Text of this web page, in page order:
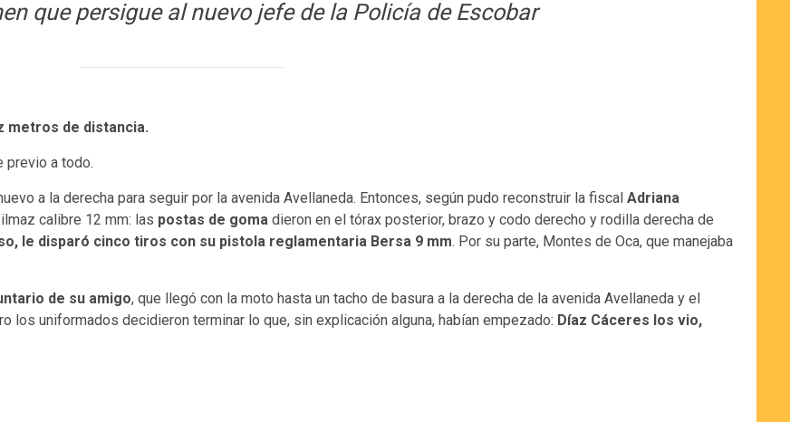
que persigue al nuevo jefe de la Policía de Escobar
metros de distancia.
previo a todo.
a la derecha para seguir por la avenida Avellaneda. Entonces, según pudo reconstruir la fiscal Adriana
calibre 12 mm: las postas de goma dieron en el tórax posterior, brazo y codo derecho y rodilla derecha de
le disparó cinco tiros con su pistola reglamentaria Bersa 9 mm. Por su parte, Montes de Oca, que manejaba
de su amigo, que llegó con la moto hasta un tacho de basura a la derecha de la avenida Avellaneda y el
los uniformados decidieron terminar lo que, sin explicación alguna, habían empezado: Díaz Cáceres los vio,